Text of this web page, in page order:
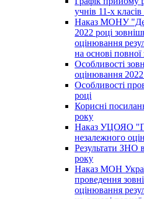
учнів 11-х
Наказ МОНУ
2022 році
оцінювання
на основі повної
Особливості
оцінювання
Особливості
році
Корисні
року
Наказ УЦОЯО
незалежного
Результати ЗНО
року
Наказ МОН
проведення
оцінювання